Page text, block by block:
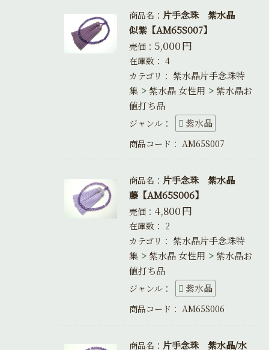
商品名： 片手念珠 紫水晶
似紫【AM65S007】
売価： 5,000円
在庫数： 4
カテゴリ： 紫水晶片手念珠特
集
紫水晶 女性用
紫水晶お
値打ち品
ジャンル： 紫水晶
商品コード： AM65S007
商品名： 片手念珠 紫水晶
藤【AM65S006】
売価： 4,800円
在庫数： 2
カテゴリ： 紫水晶片手念珠特
集
紫水晶 女性用
紫水晶お
値打ち品
ジャンル： 紫水晶
商品コード： AM65S006
商品名： 片手念珠 紫水晶/水